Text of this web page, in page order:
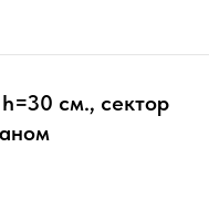
см., сектор